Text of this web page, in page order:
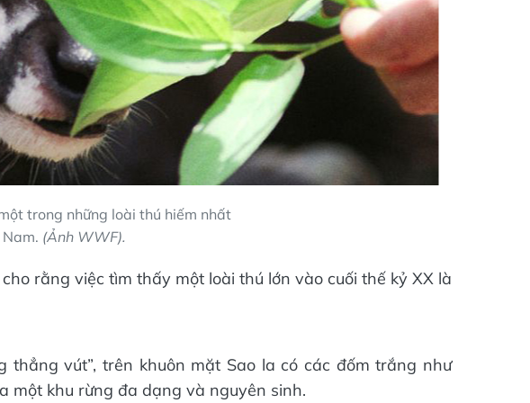
trong những loài thú hiếm nhất
(Ảnh WWF).
rằng việc tìm thấy một loài thú lớn vào cuối thế kỷ XX là
vút”, trên khuôn mặt Sao la có các đốm trắng như
một khu rừng đa dạng và nguyên sinh.